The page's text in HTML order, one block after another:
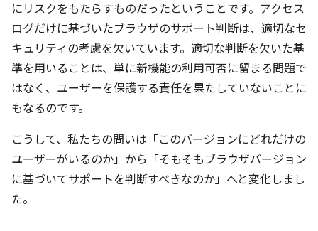
にリスクをもたらすものだったということです。アクセス
ログだけに基づいたブラウザのサポート判断は、適切なセ
キュリティの考慮を欠いています。適切な判断を欠いた基
準を用いることは、単に新機能の利用可否に留まる問題で
はなく、ユーザーを保護する責任を果たしていないことに
もなるのです。
こうして、私たちの問いは「このバージョンにどれだけの
ユーザーがいるのか」から「そもそもブラウザバージョン
に基づいてサポートを判断すべきなのか」へと変化しまし
た。